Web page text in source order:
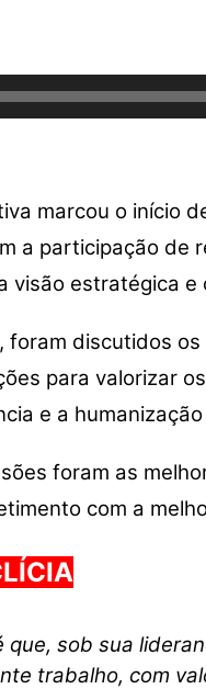
e
marcou o início
a participação de
visão estratégica e
foram discutidos
para valorizar
e a
foram as
com a
que, sob sua
trabalho, com